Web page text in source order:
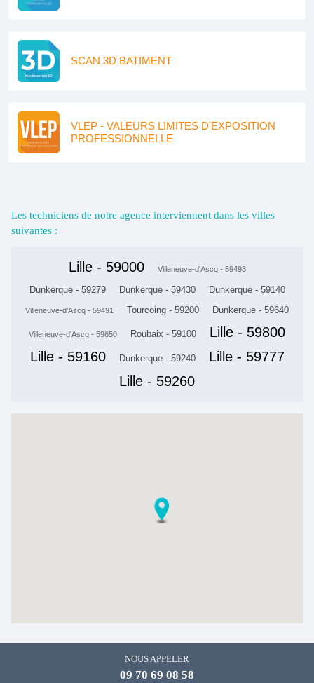
SCAN 3D BATIMENT
VLEP - VALEURS LIMITES D'EXPOSITION
PROFESSIONNELLE
Les techniciens de notre agence interviennent dans les villes
suivantes :
Lille - 59000 Villeneuve-d'Ascq - 59493
Dunkerque - 59279 Dunkerque - 59430 Dunkerque - 59140
Villeneuve-d'Ascq - 59491 Tourcoing - 59200 Dunkerque - 59640
Villeneuve-d'Ascq - 59650 Roubaix - 59100
Lille - 59800
Lille - 59160
Dunkerque - 59240
Lille - 59777
Lille - 59260
NOUS APPELER
09 70 69 08 58